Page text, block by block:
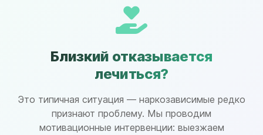
Близкий отказывается
лечиться?
Это типичная ситуация — наркозависимые редко
признают проблему. Мы проводим
мотивационные интервенции: выезжаем